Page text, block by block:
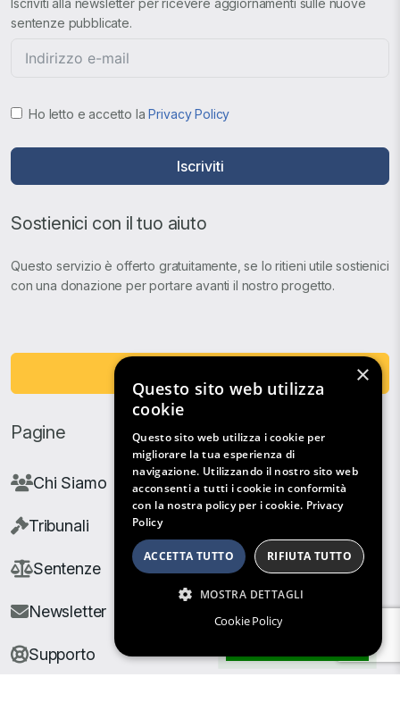
Iscriviti alla newsletter per ricevere aggiornamenti sulle nuove
sentenze pubblicate.
Ho letto e accetto laPrivacy Policy
Iscriviti
Sostienici con il tuo aiuto
Questo servizio è offerto gratuitamente, se lo ritieni utile sostienici
con una donazione per portare avanti il nostro progetto.
Pagine
Chi Siamo
Tribunali
Sentenze
Newsletter
Supporto
×
Questo sito web utilizza
cookie
Questo sito web utilizza i cookie per
migliorare la tua esperienza di
navigazione. Utilizzando il nostro sito web
acconsenti a tutti i cookie in conformità
con la nostra policy per i cookie. Privacy
Policy
ACCETTA TUTTO RIFIUTA TUTTO
MOSTRA DETTAGLI
Cookie Policy